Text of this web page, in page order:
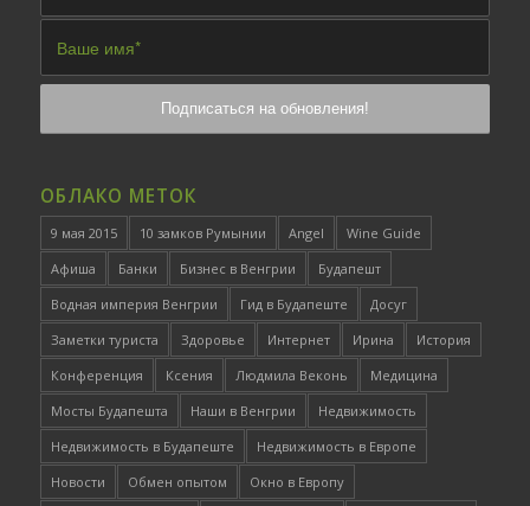
ОБЛАКО МЕТОК
9 мая 2015 10 замков Румынии Angel
Wine Guide
Афиша
Банки Бизнес в Венгрии
Будапешт
Водная империя Венгрии
Гид в Будапеште
Досуг
Заметки туриста
Здоровье Интернет Ирина
История
Конференция
Ксения Людмила Веконь
Медицина
Мосты Будапешта
Наши в Венгрии
Недвижимость
Недвижимость в Будапеште
Недвижимость в Европе
Новости
Обмен опытом
Окно в Европу